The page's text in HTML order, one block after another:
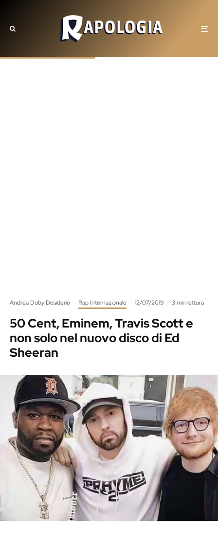
Andrea Doby Desiderio · Rap Internazionale · 12/07/2019 · 3 min lettura
50 Cent, Eminem, Travis Scott e
non solo nel nuovo disco di Ed
Sheeran